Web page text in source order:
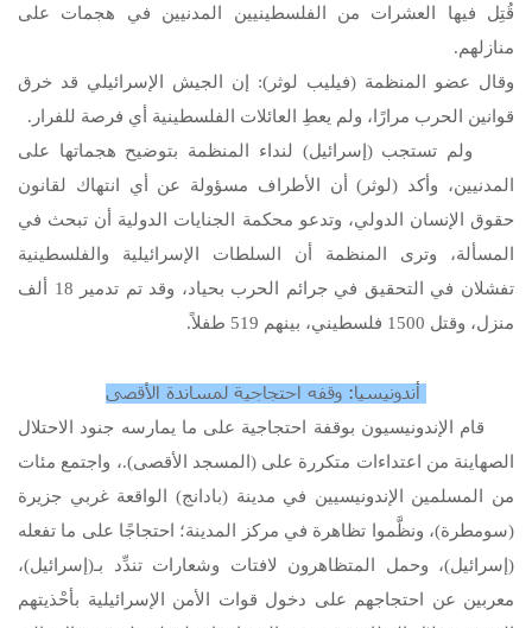
قُتِل فيها العشرات من الفلسطينيين المدنيين في هجمات على
منازلهم.
وقال عضو المنظمة (فيليب لوثر): إن الجيش الإسرائيلي قد خرق
قوانين الحرب مرارًا، ولم يعطِ العائلات الفلسطينية أي فرصة للفرار.
ولم تستجب (إسرائيل) لنداء المنظمة بتوضيح هجماتها على
المدنيين، وأكد (لوثر) أن الأطراف مسؤولة عن أي انتهاك لقانون
حقوق الإنسان الدولي، وتدعو محكمة الجنايات الدولية أن تبحث في
المسألة، وترى المنظمة أن السلطات الإسرائيلية والفلسطينية
تفشلان في التحقيق في جرائم الحرب بحياد، وقد تم تدمير 18 ألف
منزل، وقتل 1500 فلسطيني، بينهم 519 طفلاً.
أندونيسيا: وقفه احتجاجية لمساندة الأقصى
قام الإندونيسيون بوقفة احتجاجية على ما يمارسه جنود الاحتلال
الصهاينة من اعتداءات متكررة على (المسجد الأقصى).، واجتمع مئات
من المسلمين الإندونيسيين في مدينة (بادانج) الواقعة غربي جزيرة
(سومطرة)، ونظَّموا تظاهرة في مركز المدينة؛ احتجاجًا على ما تفعله
(إسرائيل)، وحمل المتظاهرون لافتات وشعارات تندِّد بـ(إسرائيل)،
معربين عن احتجاجهم على دخول قوات الأمن الإسرائيلية بأحْذيتهم